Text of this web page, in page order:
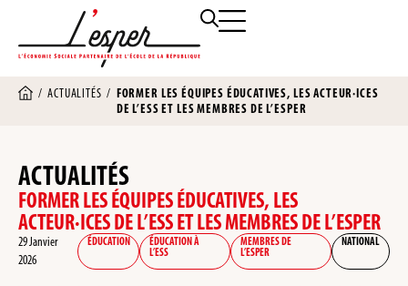
/ACTUALITÉS / FORMER LES ÉQUIPES ÉDUCATIVES, LES ACTEUR·ICES
DE L’ESS ET LES MEMBRES DE L’ESPER
ACTUALITÉS
FORMER LES ÉQUIPES ÉDUCATIVES, LES
ACTEUR·ICES DE L’ESS ET LES MEMBRES DE L’ESPER
29 Janvier
2026
ÉDUCATION
ÉDUCATION À
L’ESS
MEMBRES DE
L’ESPER
NATIONAL